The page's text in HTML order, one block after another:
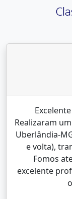
Realizaram
Uberlândia-
e volta),
Fomos
excelente